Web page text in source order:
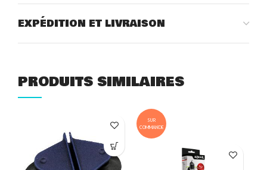
EXPÉDITION ET LIVRAISON
PRODUITS SIMILAIRES
SUR
COMMANDE